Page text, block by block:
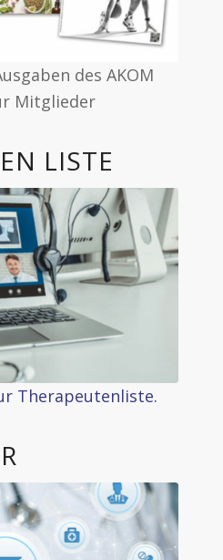
des AKOM
Mitglieder
LISTE
Therapeutenliste.